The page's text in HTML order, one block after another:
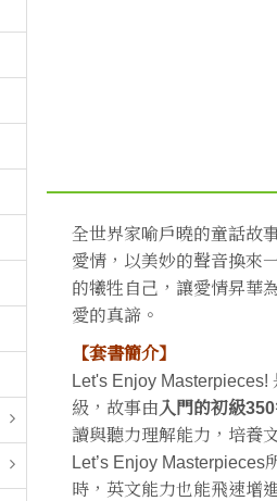
全世界家喻戶曉的童話故
愛情，以美妙的聲音換來
的犧牲自己，讓愛情昇華
愛的真諦。
【套書簡介】
Let's Enjoy Masterpieces!
級，故事由 入門的初級
讀與聽力理解能力，培養
Let’s Enjoy
時，英文能力也能飛速增